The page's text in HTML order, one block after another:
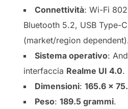
Connettività: Wi-Fi
Bluetooth 5.2, USB Type-
(market/region
Sistema operativo:
interfaccia Realme UI 4.0.
Dimensioni: 165.6 x
Peso: 189.5 grammi.